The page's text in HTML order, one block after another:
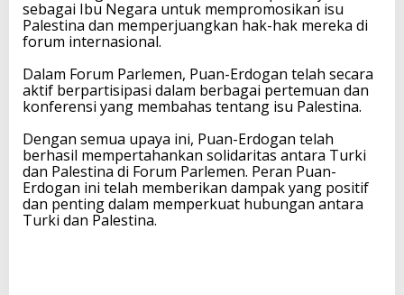
e
m
e
T
u
r
i
sebagai Ibu Negara untuk mempromosikan isu
Palestina dan memperjuangkan hak-hak mereka di
forum internasional.
Dalam Forum Parlemen, Puan-Erdogan telah secara
aktif berpartisipasi dalam berbagai pertemuan dan
konferensi yang membahas tentang isu Palestina.
Dengan semua upaya ini, Puan-Erdogan telah
berhasil mempertahankan solidaritas antara Turki
dan Palestina di Forum Parlemen. Peran Puan-
Erdogan ini telah memberikan dampak yang positif
dan penting dalam memperkuat hubungan antara
Turki dan Palestina.